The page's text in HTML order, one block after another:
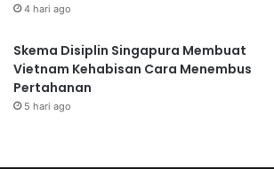
4 hari ago
Skema Disiplin Singapura Membuat
Vietnam Kehabisan Cara Menembus
Pertahanan
5 hari ago